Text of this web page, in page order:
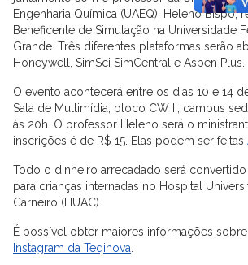
Engenharia Química (UAEQ), Heleno Bispo,
Beneficente de Simulação na Universidade
Grande. Três diferentes plataformas serão
Honeywell, SimSci SimCentral e Aspen Plus.
O evento acontecerá entre os dias 10 e 14
Sala de Multimídia, bloco CW II, campus
às 20h. O professor Heleno será o
inscrições é de R$ 15. Elas podem ser feitas
Todo o dinheiro arrecadado será
para crianças internadas no Hospital
Carneiro (HUAC).
É possível obter maiores informações
Instagram da Teqinova